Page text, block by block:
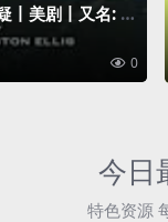
丨美剧丨又名: 纯
0
今日
特色资源